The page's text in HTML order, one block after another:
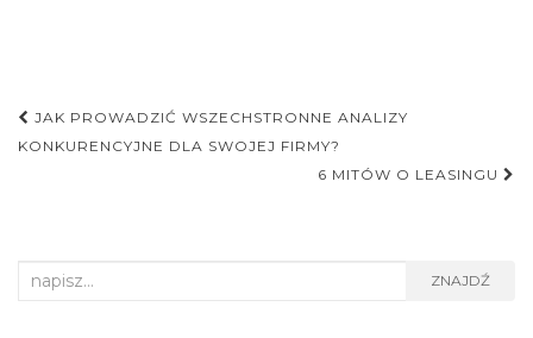
Nawigacja
postu
JAK PROWADZIĆ WSZECHSTRONNE ANALIZY
KONKURENCYJNE DLA SWOJEJ FIRMY?
6 MITÓW O LEASINGU
Search
ZNAJDŹ